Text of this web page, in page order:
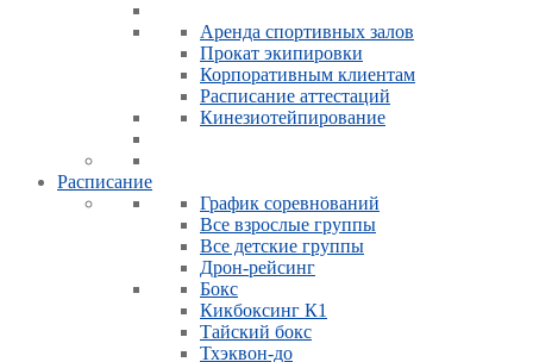
Аренда спортивных залов
Прокат экипировки
Корпоративным клиентам
Расписание аттестаций
Кинезиотейпирование
Расписание
График соревнований
Все взрослые группы
Все детские группы
Дрон-рейсинг
Бокс
Кикбоксинг К1
Тайский бокс
Тхэквон-до